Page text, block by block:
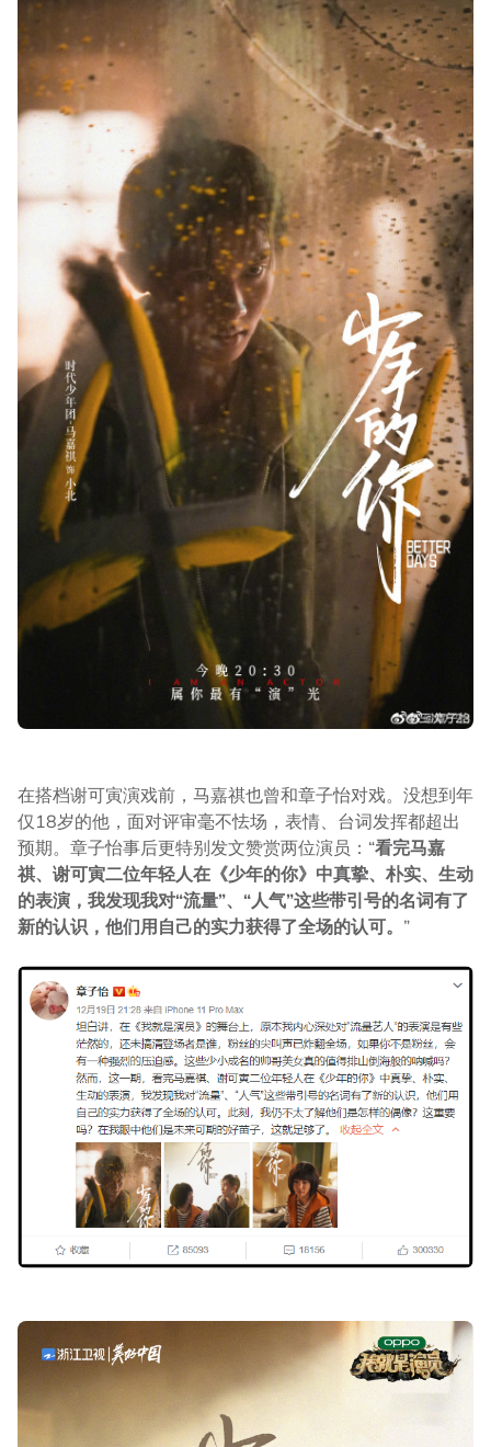
在搭档谢可寅演戏前，马嘉祺也曾和章子怡对戏。没想到年
仅18岁的他，面对评审毫不怯场，表情、台词发挥都超出
预期。章子怡事后更特别发文赞赏两位演员：“看完马嘉
祺、谢可寅二位年轻人在《少年的你》中真挚、朴实、生动
的表演，我发现我对“流量”、“人气”这些带引号的名词有了
新的认识，他们用自己的实力获得了全场的认可。 ”